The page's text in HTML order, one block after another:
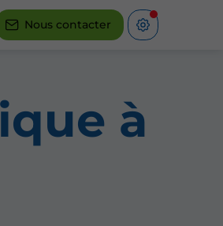
Nous contacter
à